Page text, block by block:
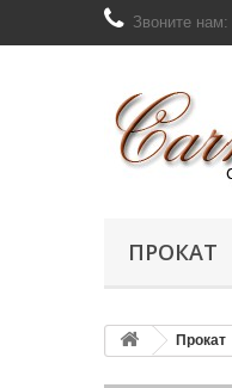
Звоните нам:
ПРОКАТ
Прокат